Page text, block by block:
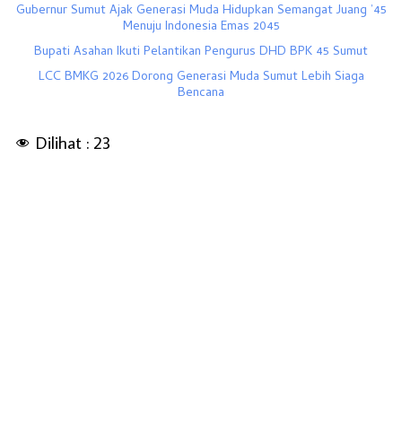
Gubernur Sumut Ajak Generasi Muda Hidupkan Semangat Juang ’45
Menuju Indonesia Emas 2045
Bupati Asahan Ikuti Pelantikan Pengurus DHD BPK 45 Sumut
LCC BMKG 2026 Dorong Generasi Muda Sumut Lebih Siaga
Bencana
Dilihat : 23